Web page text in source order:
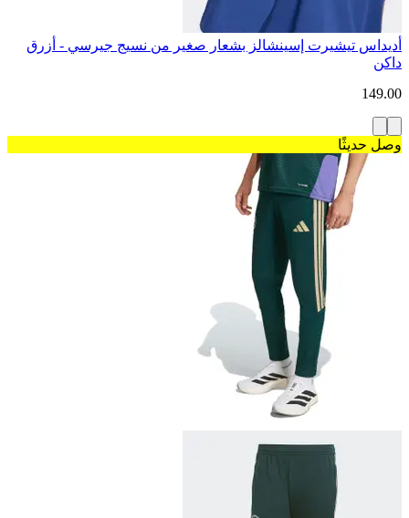
أديداس تيشيرت إسينشالز بشعار صغير من نسيج جيرسي - أزرق
داكن
149.00
وصل حديثًا